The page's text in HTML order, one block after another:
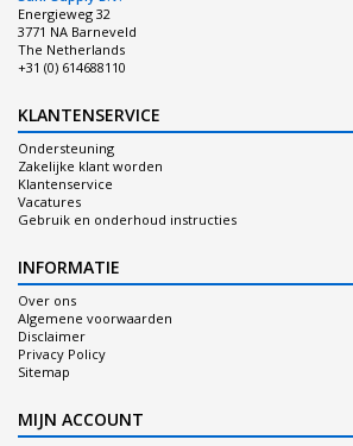
Energieweg 32
3771 NA Barneveld
The Netherlands
+31 (0) 614688110
KLANTENSERVICE
Ondersteuning
Zakelijke klant worden
Klantenservice
Vacatures
Gebruik en onderhoud instructies
INFORMATIE
Over ons
Algemene voorwaarden
Disclaimer
Privacy Policy
Sitemap
MIJN ACCOUNT